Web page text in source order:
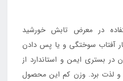
در معرض تابش خورشید
آفتاب سوختگی و یا پس دادن
بستری ایمن و استاندارد از
و لذت برد. وزن کم این محصول